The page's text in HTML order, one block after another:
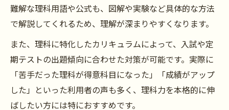
難解な理科用語や公式も、図解や実験など具体的な方法
で解説してくれるため、理解が深まりやすくなります。
また、理科に特化したカリキュラムによって、入試や定
期テストの出題傾向に合わせた対策が可能です。実際に
「苦手だった理科が得意科目になった」「成績がアップ
した」といった利用者の声も多く、理科力を本格的に伸
ばしたい方には特におすすめです。